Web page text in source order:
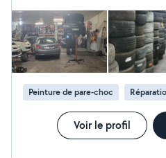
Peinture de pare-choc
Voir le profil